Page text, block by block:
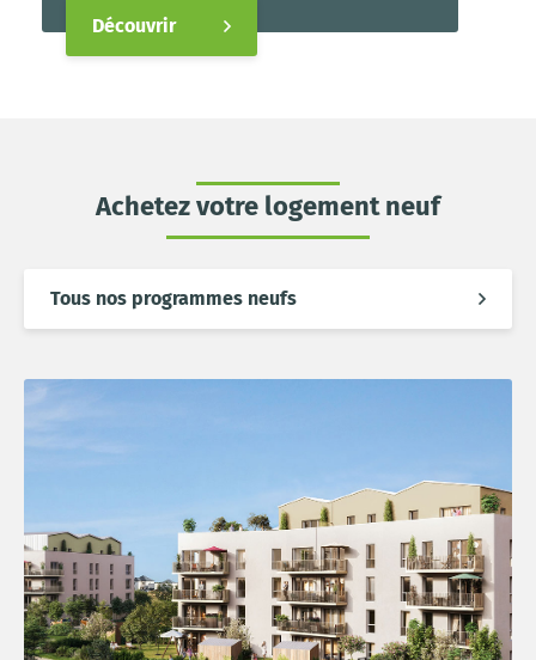
Découvrir
Achetez votre logement neuf
Tous nos programmes neufs